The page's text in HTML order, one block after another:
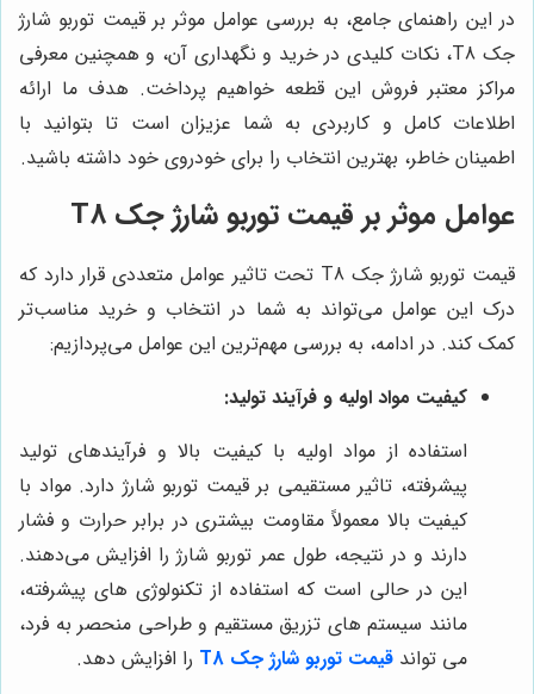
در این راهنمای جامع، به بررسی عوامل موثر بر قیمت توربو شارژ
جک T8، نکات کلیدی در خرید و نگهداری آن، و همچنین معرفی
مراکز معتبر فروش این قطعه خواهیم پرداخت. هدف ما ارائه
اطلاعات کامل و کاربردی به شما عزیزان است تا بتوانید با
اطمینان خاطر، بهترین انتخاب را برای خودروی خود داشته باشید.
عوامل موثر بر قیمت توربو شارژ جک T8
قیمت توربو شارژ جک T8 تحت تاثیر عوامل متعددی قرار دارد که
درک این عوامل می‌تواند به شما در انتخاب و خرید مناسب‌تر
کمک کند. در ادامه، به بررسی مهم‌ترین این عوامل می‌پردازیم:
کیفیت مواد اولیه و فرآیند تولید:
استفاده از مواد اولیه با کیفیت بالا و فرآیندهای تولید
پیشرفته، تاثیر مستقیمی بر قیمت توربو شارژ دارد. مواد با
کیفیت بالا معمولاً مقاومت بیشتری در برابر حرارت و فشار
دارند و در نتیجه، طول عمر توربو شارژ را افزایش می‌دهند.
این در حالی است که استفاده از تکنولوژی های پیشرفته،
مانند سیستم های تزریق مستقیم و طراحی منحصر به فرد،
می تواند قیمت توربو شارژ جک T8 را افزایش دهد.